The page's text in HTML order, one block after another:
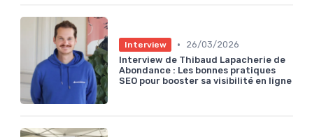
Interview •
26/03/2026
Interview de Thibaud Lapacherie de
Abondance : Les bonnes pratiques
SEO pour booster sa visibilité en ligne